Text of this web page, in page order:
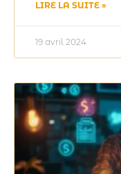
LIRE LA SUITE »
19 avril 2024